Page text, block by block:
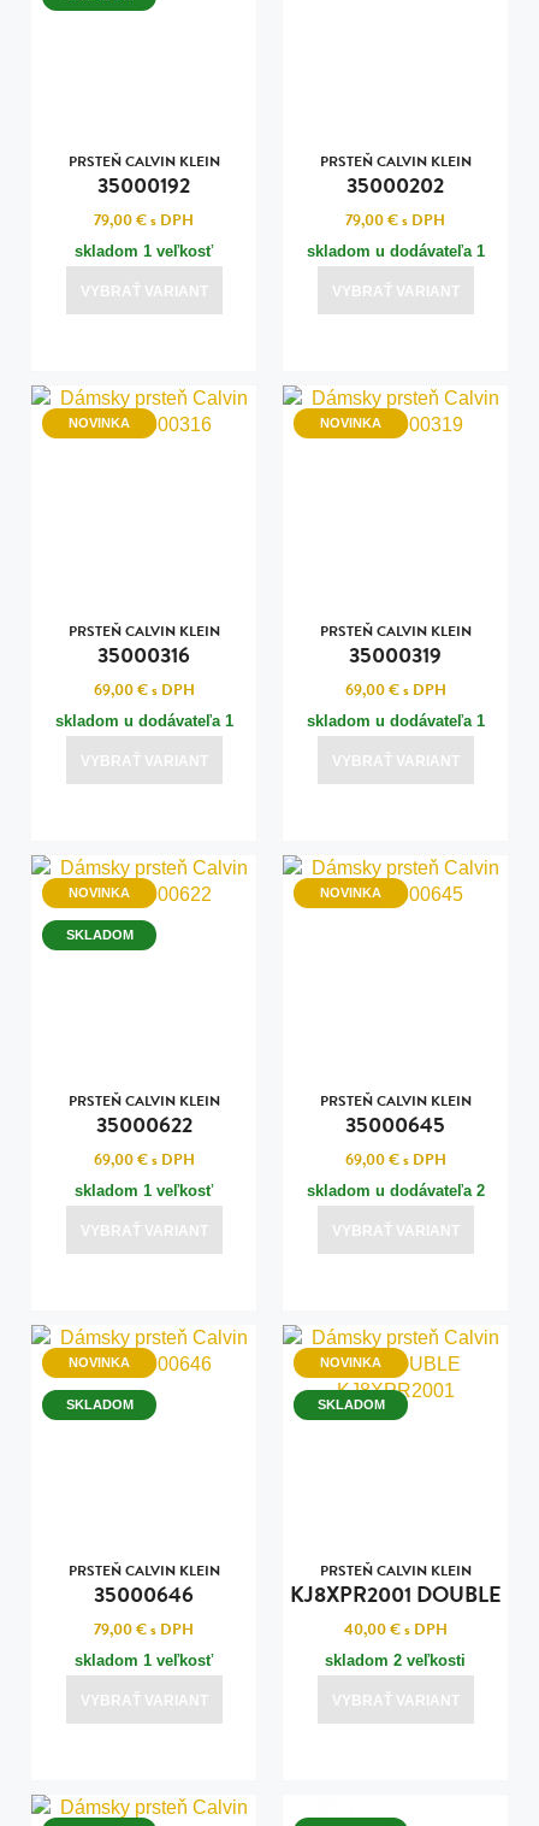
PRSTEŇ CALVIN KLEIN
35000192
79,00 €s DPH
skladom 1 veľkosť
VYBRAŤ VARIANT
PRSTEŇ CALVIN KLEIN
35000202
79,00 €s DPH
skladom u dodávateľa 1
veľkosť
VYBRAŤ VARIANT
NOVINKA
PRSTEŇ CALVIN KLEIN
35000316
69,00 €s DPH
skladom u dodávateľa 1
veľkosť
VYBRAŤ VARIANT
NOVINKA
PRSTEŇ CALVIN KLEIN
35000319
69,00 €s DPH
skladom u dodávateľa 1
veľkosť
VYBRAŤ VARIANT
NOVINKA
SKLADOM
PRSTEŇ CALVIN KLEIN
35000622
69,00 €s DPH
skladom 1 veľkosť
VYBRAŤ VARIANT
NOVINKA
PRSTEŇ CALVIN KLEIN
35000645
69,00 €s DPH
skladom u dodávateľa 2
veľkosti
VYBRAŤ VARIANT
NOVINKA
SKLADOM
PRSTEŇ CALVIN KLEIN
35000646
79,00 €s DPH
skladom 1 veľkosť
VYBRAŤ VARIANT
NOVINKA
SKLADOM
PRSTEŇ CALVIN KLEIN
KJ8XPR2001 DOUBLE
40,00 €s DPH
skladom 2 veľkosti
VYBRAŤ VARIANT